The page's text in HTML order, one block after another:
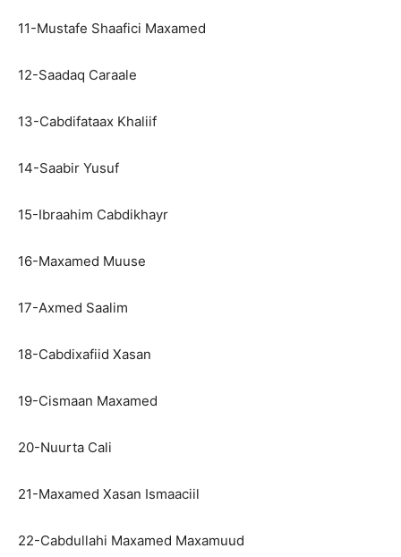
11-Mustafe Shaafici Maxamed
12-Saadaq Caraale
13-Cabdifataax Khaliif
14-Saabir Yusuf
15-Ibraahim Cabdikhayr
16-Maxamed Muuse
17-Axmed Saalim
18-Cabdixafiid Xasan
19-Cismaan Maxamed
20-Nuurta Cali
21-Maxamed Xasan Ismaaciil
22-Cabdullahi Maxamed Maxamuud